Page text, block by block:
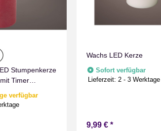
Stumpenkerze
Timer
Drinnen
verfügbar
Wachs LED Kerze
Sofort verfügbar
Lieferzeit:2 - 3 Werktage
9,99 € *